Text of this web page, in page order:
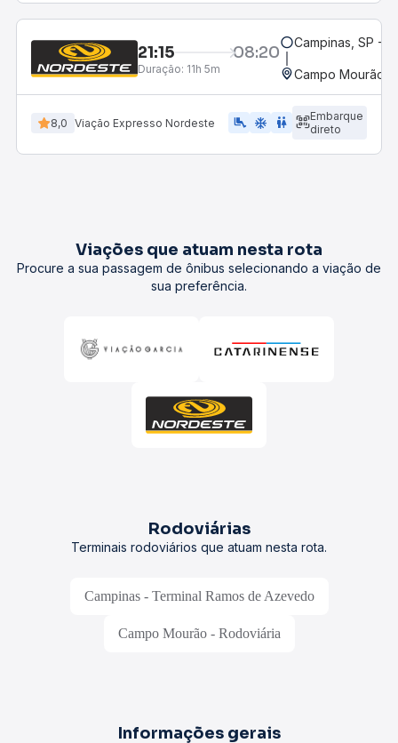
21:15 08:20
Duração: 11h 5m
Campinas, SP -
Campo Mourão,
8,0 Viação Expresso Nordeste airline_seat_legroom_extra ac_unit WC
Embarque
direto
Viações que atuam nesta rota
Procure a sua passagem de ônibus selecionando a viação de
sua preferência.
Rodoviárias
Terminais rodoviários que atuam nesta rota.
Campinas - Terminal Ramos de Azevedo
Campo Mourão - Rodoviária
Informações gerais